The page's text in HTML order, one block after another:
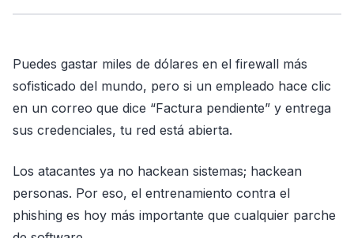
Puedes gastar miles de dólares en el firewall más
sofisticado del mundo, pero si un empleado hace clic
en un correo que dice “Factura pendiente” y entrega
sus credenciales, tu red está abierta.
Los atacantes ya no hackean sistemas; hackean
personas. Por eso, el entrenamiento contra el
phishing es hoy más importante que cualquier parche